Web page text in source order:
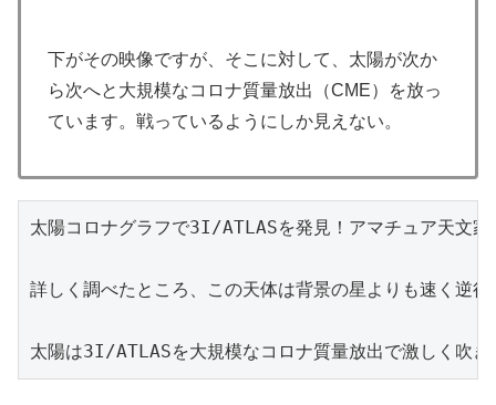
下がその映像ですが、そこに対して、太陽が次か
ら次へと大規模なコロナ質量放出（CME）を放っ
ています。戦っているようにしか見えない。
太陽コロナグラフで3I/ATLASを発見！アマチュア天文
詳しく調べたところ、この天体は背景の星よりも速く逆
太陽は3I/ATLASを大規模なコロナ質量放出で激しく吹